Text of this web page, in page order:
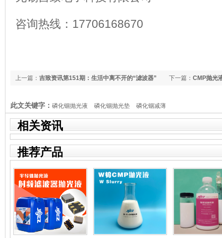
咨询热线：17706168670
下一篇： CMP抛光
上一篇： 吉致资讯第151期：生活中离不开的“滤波器”
此文关键字： 磷化铟抛光液 磷化铟抛光垫 磷化铟减薄
相关资讯
推荐产品